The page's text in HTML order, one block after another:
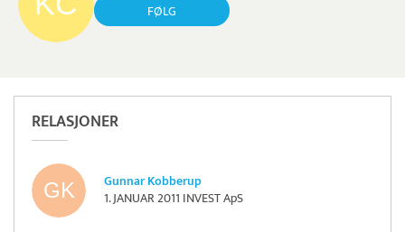
FØLG
RELASJONER
Gunnar Kobberup
1. JANUAR 2011 INVEST ApS